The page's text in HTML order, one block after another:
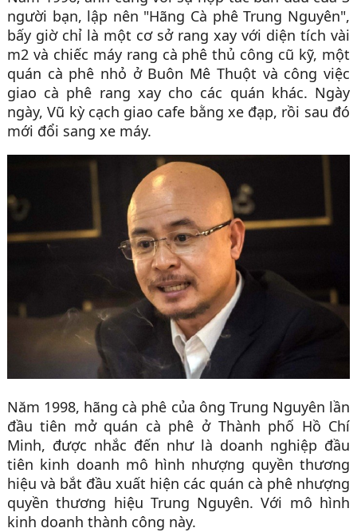
người bạn, lập nên "Hãng Cà phê Trung Nguyên",
bấy giờ chỉ là một cơ sở rang xay với diện tích vài
m2 và chiếc máy rang cà phê thủ công cũ kỹ, một
quán cà phê nhỏ ở Buôn Mê Thuột và công việc
giao cà phê rang xay cho các quán khác. Ngày
ngày, Vũ kỳ cạch giao cafe bằng xe đạp, rồi sau đó
mới đổi sang xe máy.
Năm 1998, hãng cà phê của ông Trung Nguyên lần
đầu tiên mở quán cà phê ở Thành phố Hồ Chí
Minh, được nhắc đến như là doanh nghiệp đầu
tiên kinh doanh mô hình nhượng quyền thương
hiệu và bắt đầu xuất hiện các quán cà phê nhượng
quyền thương hiệu Trung Nguyên. Với mô hình
kinh doanh thành công này.